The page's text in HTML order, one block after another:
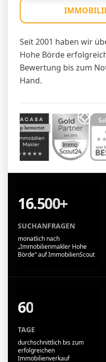
Seit 2001 haben wir
Hohe Börde
Bewertung bis zum
Hand.
16.500+
SUCHANFRAGEN
monatlich nach
„Immobilienmakler Hohe
Börde“ auf ImmobilienScout
60
TAGE
durchschnittlich bis zum
erfolgreichen
Immobilienverkauf